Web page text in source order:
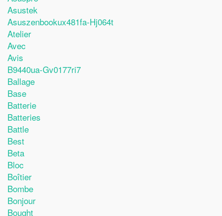
Asustek
Asuszenbookux481fa-Hj064t
Atelier
Avec
Avis
B9440ua-Gv0177ri7
Ballage
Base
Batterie
Batteries
Battle
Best
Beta
Bloc
Boîtier
Bombe
Bonjour
Bought